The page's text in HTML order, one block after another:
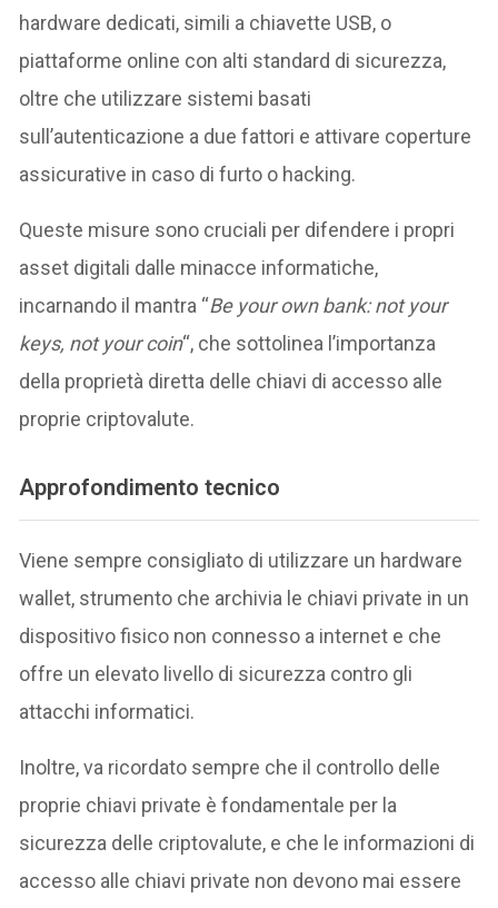
hardware dedicati, simili a chiavette USB, o
piattaforme online con alti standard di sicurezza,
oltre che utilizzare sistemi basati
sull’autenticazione a due fattori e attivare coperture
assicurative in caso di furto o hacking.
Queste misure sono cruciali per difendere i propri
asset digitali dalle minacce informatiche,
incarnando il mantra “Be your own bank: not your
keys, not your coin“, che sottolinea l’importanza
della proprietà diretta delle chiavi di accesso alle
proprie criptovalute.
Approfondimento tecnico
Viene sempre consigliato di utilizzare un hardware
wallet, strumento che archivia le chiavi private in un
dispositivo fisico non connesso a internet e che
offre un elevato livello di sicurezza contro gli
attacchi informatici.
Inoltre, va ricordato sempre che il controllo delle
proprie chiavi private è fondamentale per la
sicurezza delle criptovalute, e che le informazioni di
accesso alle chiavi private non devono mai essere